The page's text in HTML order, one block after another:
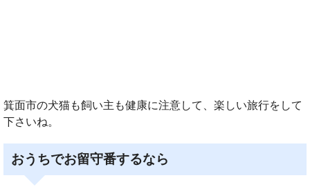
箕面市の犬猫も飼い主も健康に注意して、楽しい旅行をして
下さいね。
おうちでお留守番するなら